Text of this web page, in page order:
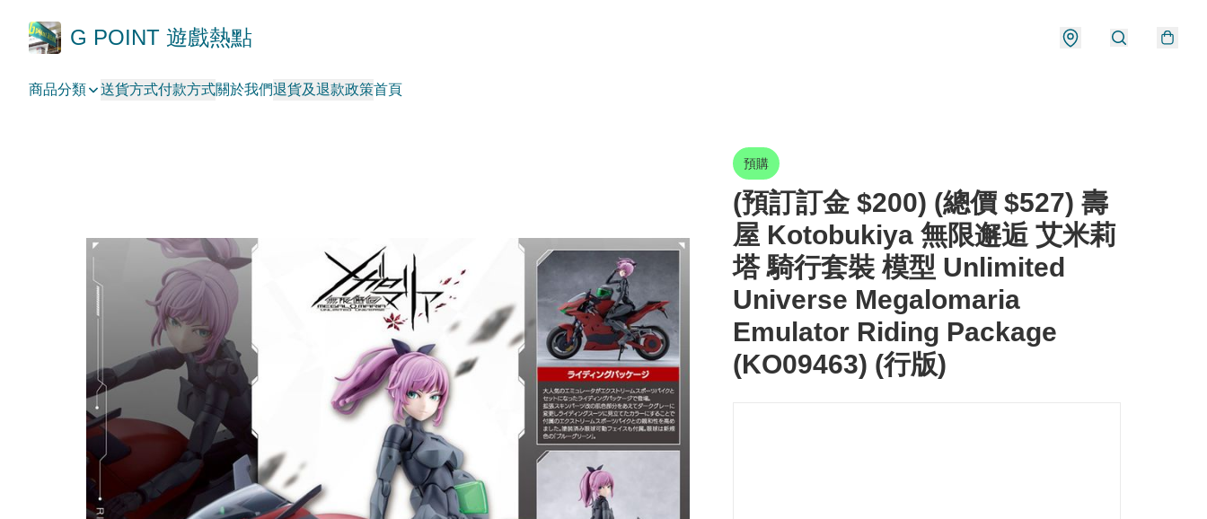
G POINT 遊戲熱點
商品分類 送貨方式付款方式關於我們退貨及退款政策首頁
預購
(預訂訂金 $200) (總價 $527) 壽
屋 Kotobukiya 無限邂逅 艾米莉
塔 騎行套裝 模型 Unlimited
Universe Megalomaria
Emulator Riding Package
(KO09463) (行版)